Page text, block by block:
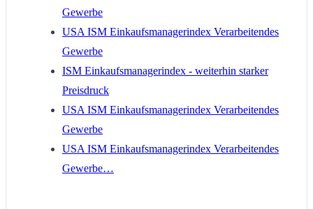
Gewerbe
USA ISM Einkaufsmanagerindex Verarbeitendes
Gewerbe
ISM Einkaufsmanagerindex - weiterhin starker
Preisdruck
USA ISM Einkaufsmanagerindex Verarbeitendes
Gewerbe
USA ISM Einkaufsmanagerindex Verarbeitendes
Gewerbe…